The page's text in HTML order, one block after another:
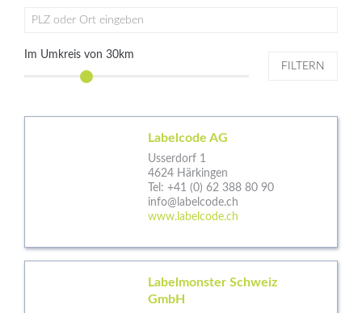
PLZ oder Ort eingeben
Im Umkreis von 30km
FILTERN
Labelcode AG
Usserdorf 1
4624 Härkingen
Tel: +41 (0) 62 388 80 90
info@labelcode.ch
www.labelcode.ch
Labelmonster Schweiz
GmbH